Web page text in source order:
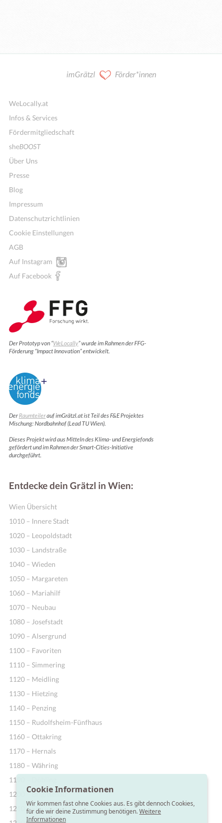
imGrätzl Förder*innen
WeLocally.at
Infos & Services
Fördermitgliedschaft
sheBOOST
Über Uns
Presse
Blog
Impressum
Datenschutzrichtlinien
Cookie Einstellungen
AGB
Auf Instagram
Auf Facebook
Der Prototyp von “WeLocally” wurde im Rahmen der FFG-
Förderung “Impact Innovation” entwickelt.
DerRaumteilerauf imGrätzl.at ist Teil des F&E Projektes
Mischung: Nordbahnhof (Lead TU Wien).
Dieses Projekt wird aus Mitteln des Klima- und Energiefonds
gefördert und im Rahmen der Smart-Cities-Initiative
durchgeführt.
Entdecke dein Grätzl in Wien:
Wien Übersicht
1010 – Innere Stadt
1020 – Leopoldstadt
1030 – Landstraße
1040 – Wieden
1050 – Margareten
1060 – Mariahilf
1070 – Neubau
1080 – Josefstadt
1090 – Alsergrund
1100 – Favoriten
1110 – Simmering
1120 – Meidling
1130 – Hietzing
1140 – Penzing
1150 – Rudolfsheim-Fünfhaus
1160 – Ottakring
1170 – Hernals
1180 – Währing
1190 – Döbling
1200 – Brigittenau
1210 – Floridsdorf
Cookie Informationen
Wir kommen fast ohne Cookies aus. Es gibt dennoch Cookies,
für die wir deine Zustimmung benötigen.Weitere
Informationen